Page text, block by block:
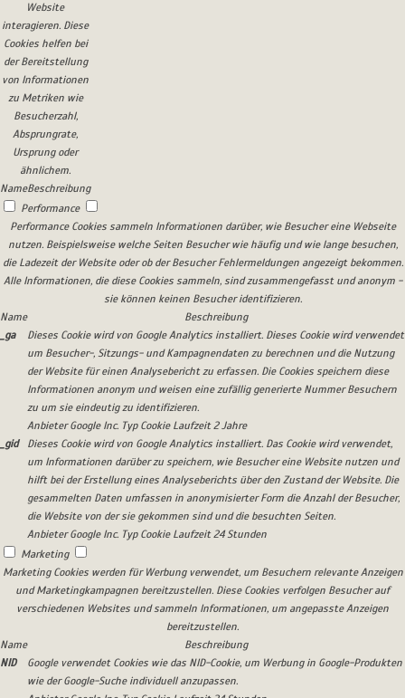
Website
interagieren. Diese
Cookies helfen bei
der Bereitstellung
von Informationen
zu Metriken wie
Besucherzahl,
Absprungrate,
Ursprung oder
ähnlichem.
NameBeschreibung
Performance
Performance Cookies sammeln Informationen darüber, wie Besucher eine Webseite
nutzen. Beispielsweise welche Seiten Besucher wie häufig und wie lange besuchen,
die Ladezeit der Website oder ob der Besucher Fehlermeldungen angezeigt bekommen.
Alle Informationen, die diese Cookies sammeln, sind zusammengefasst und anonym -
sie können keinen Besucher identifizieren.
Name
Beschreibung
_ga
Dieses Cookie wird von Google Analytics installiert. Dieses Cookie wird verwendet
um Besucher-, Sitzungs- und Kampagnendaten zu berechnen und die Nutzung
der Website für einen Analysebericht zu erfassen. Die Cookies speichern diese
Informationen anonym und weisen eine zufällig generierte Nummer Besuchern
zu um sie eindeutig zu identifizieren.
Anbieter Google Inc. Typ Cookie Laufzeit 2 Jahre
_gid
Dieses Cookie wird von Google Analytics installiert. Das Cookie wird verwendet,
um Informationen darüber zu speichern, wie Besucher eine Website nutzen und
hilft bei der Erstellung eines Analyseberichts über den Zustand der Website. Die
gesammelten Daten umfassen in anonymisierter Form die Anzahl der Besucher,
die Website von der sie gekommen sind und die besuchten Seiten.
Anbieter Google Inc. Typ Cookie Laufzeit 24 Stunden
Marketing
Marketing Cookies werden für Werbung verwendet, um Besuchern relevante Anzeigen
und Marketingkampagnen bereitzustellen. Diese Cookies verfolgen Besucher auf
verschiedenen Websites und sammeln Informationen, um angepasste Anzeigen
bereitzustellen.
Name
Beschreibung
NID
Google verwendet Cookies wie das NID-Cookie, um Werbung in Google-Produkten
wie der Google-Suche individuell anzupassen.